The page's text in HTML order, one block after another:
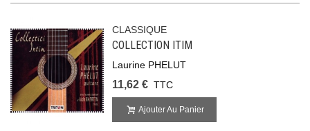
CLASSIQUE
COLLECTION ITIM
Laurine PHELUT
11,62 € TTC
Ajouter Au Panier